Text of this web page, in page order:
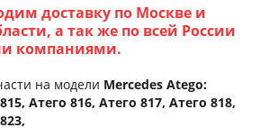
доставку по Москве и
а так же по всей России
компаниями.
на модели Mercedes Atego:
Атего 816, Атего 817, Атего 818,